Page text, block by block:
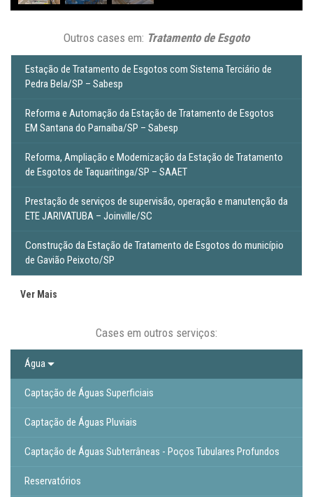
Outros cases em: Tratamento de Esgoto
Estação de Tratamento de Esgotos com Sistema Terciário de
Pedra Bela/SP – Sabesp
Reforma e Automação da Estação de Tratamento de Esgotos
EM Santana do Parnaíba/SP – Sabesp
Reforma, Ampliação e Modernização da Estação de Tratamento
de Esgotos de Taquaritinga/SP – SAAET
Prestação de serviços de supervisão, operação e manutenção da
ETE JARIVATUBA – Joinville/SC
Construção da Estação de Tratamento de Esgotos do município
de Gavião Peixoto/SP
Ver Mais
Cases em outros serviços:
Água
Captação de Águas Superficiais
Captação de Águas Pluviais
Captação de Águas Subterrâneas - Poços Tubulares Profundos
Reservatórios